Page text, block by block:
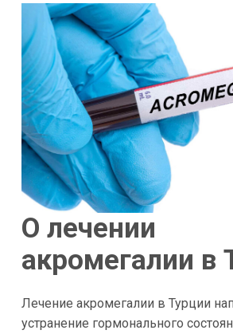
О лечении
акромегалии в
Лечение акромегалии в Турции
устранение гормонального